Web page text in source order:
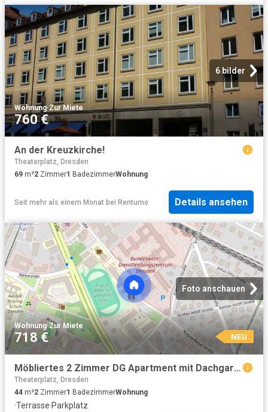
6 bilder
Wohnung·Zur Miete
760 €
An der Kreuzkirche!
Theaterplatz, Dresden
69 m²2 Zimmer1 BadezimmerWohnung
Seit mehr als einem Monat bei Rentumo Details ansehen
Foto anschauen
Wohnung·Zur Miete
718 € NEU
Möbliertes 2 Zimmer DG Apartment mit Dachgarten frei ab sofort
Theaterplatz, Dresden
44 m²2 Zimmer1 BadezimmerWohnung
·Terrasse·Parkplatz